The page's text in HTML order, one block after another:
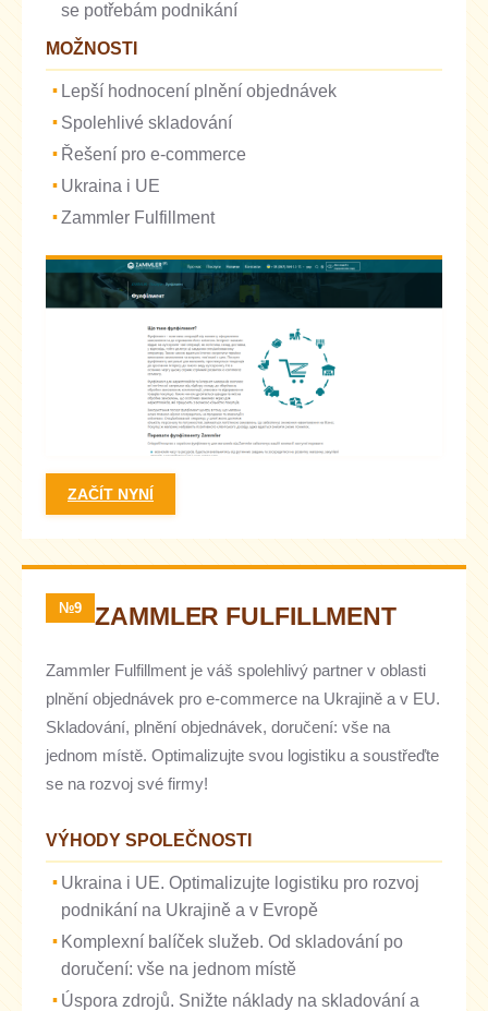
se potřebám podnikání
MOŽNOSTI
Lepší hodnocení plnění objednávek
Spolehlivé skladování
Řešení pro e-commerce
Ukraina i UE
Zammler Fulfillment
ZAČÍT NYNÍ
№9 ZAMMLER FULFILLMENT
Zammler Fulfillment je váš spolehlivý partner v oblasti
plnění objednávek pro e-commerce na Ukrajině a v EU.
Skladování, plnění objednávek, doručení: vše na
jednom místě. Optimalizujte svou logistiku a soustřeďte
se na rozvoj své firmy!
VÝHODY SPOLEČNOSTI
Ukraina i UE. Optimalizujte logistiku pro rozvoj
podnikání na Ukrajině a v Evropě
Komplexní balíček služeb. Od skladování po
doručení: vše na jednom místě
Úspora zdrojů. Snižte náklady na skladování a